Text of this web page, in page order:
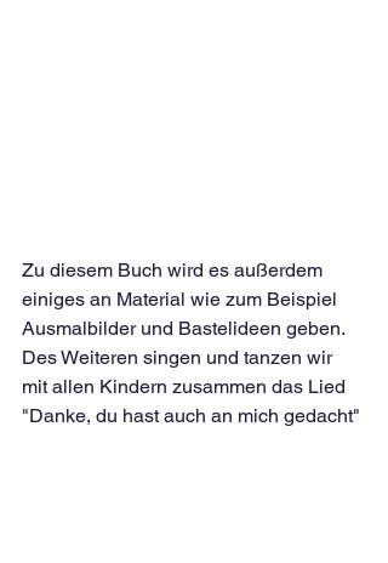
Zu diesem Buch wird es außerdem
einiges an Material wie zum Beispiel
Ausmalbilder und Bastelideen geben.
Des Weiteren singen und tanzen wir
mit allen Kindern zusammen das Lied
"Danke, du hast auch an mich gedacht"